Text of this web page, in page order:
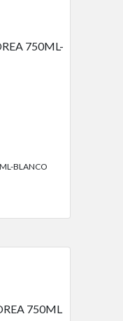
BLANCO